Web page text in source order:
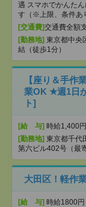
遇 スマホでかんた
す（※上限、条件あ
[交通費]交通費全額
[勤務地] 東京都中央
結（徒歩1分）
【座り＆手作
業OK ★週1日
ト]
[給 与] 時給1,400
[勤務地] 東京都千代
第六ビル402号（最
大田区！軽作
[給 与] 時給1800